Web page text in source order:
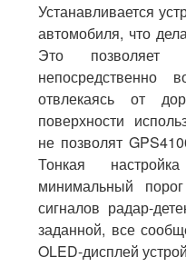
Устанавливается
автомобиля, что
Это позволяет
отвлекаясь от
поверхности
не позволят
Тонкая
минимальный
сигналов радар-
заданной, все
OLED-дисплей